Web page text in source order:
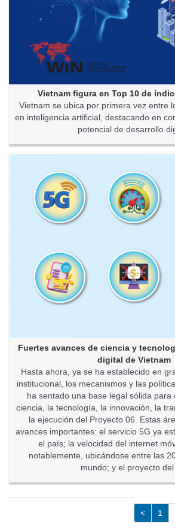
Vietnam figura en Top 10 de
Vietnam se ubica por primera vez entre
en inteligencia artificial, destacando en
potencial de desarrollo
Fuertes avances de ciencia y
digital de Vietnam
Hasta ahora, ya se ha establecido en
institucional, los mecanismos y las
ha sentado una base legal sólida para
ciencia, la tecnología, la innovación, la
la ejecución del Proyecto 06. Estas
avances importantes: el servicio 5G ya
el país; la velocidad del internet
notablemente, ubicándose entre las
mundo; y el proyecto del
< 1